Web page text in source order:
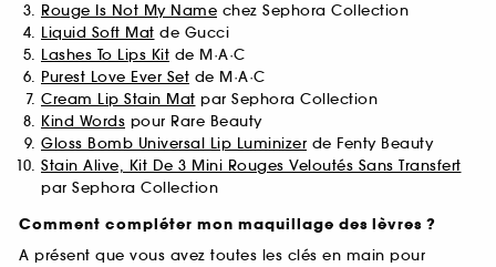
Rouge Is Not My Name chez Sephora Collection
Liquid Soft Mat de Gucci
Lashes To Lips Kit de M·A·C
Purest Love Ever Set de M·A·C
Cream Lip Stain Mat par Sephora Collection
Kind Words pour Rare Beauty
Gloss Bomb Universal Lip Luminizer de Fenty Beauty
Stain Alive, Kit De 3 Mini Rouges Veloutés Sans Transfert
par Sephora Collection
Comment compléter mon maquillage des lèvres ?
A présent que vous avez toutes les clés en main pour